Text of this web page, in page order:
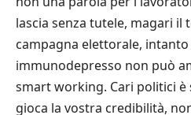
lascia senza tutele, magari il
campagna elettorale,
immunodepresso non può
smart working. Cari politici è
gioca la vostra credibilità,